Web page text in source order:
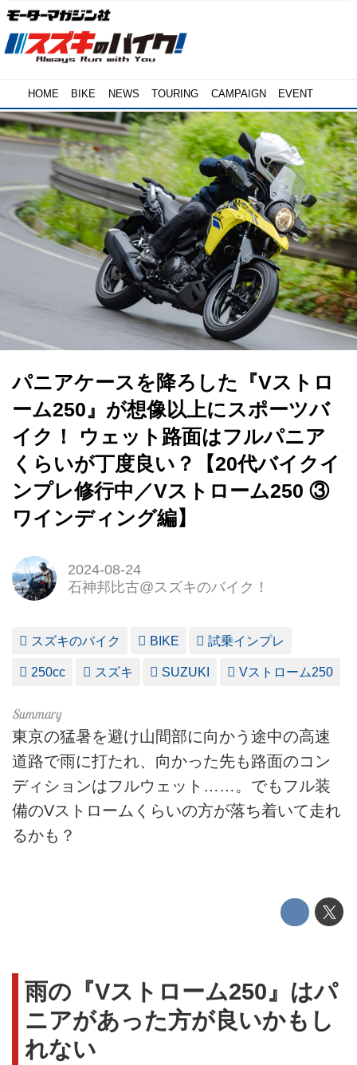
HOME BIKE NEWS TOURING CAMPAIGN EVENT
パニアケースを降ろした『Vストロ
ーム250』が想像以上にスポーツバ
イク！ ウェット路面はフルパニア
くらいが丁度良い？【20代バイクイ
ンプレ修行中／Vストローム250 ③
ワインディング編】
2024-08-24
石神邦比古@スズキのバイク！
スズキのバイク BIKE 試乗インプレ
250cc スズキ SUZUKI Vストローム250
東京の猛暑を避け山間部に向かう途中の高速
道路で雨に打たれ、向かった先も路面のコン
ディションはフルウェット……。でもフル装
備のVストロームくらいの方が落ち着いて走れ
るかも？
雨の『Vストローム250』はパ
ニアがあった方が良いかもし
れない